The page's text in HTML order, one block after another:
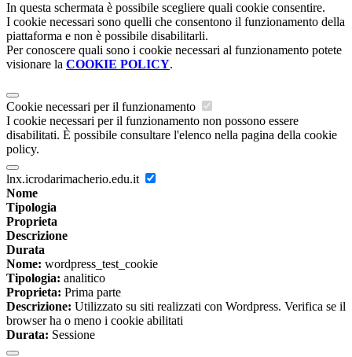
In questa schermata è possibile scegliere quali cookie consentire.
I cookie necessari sono quelli che consentono il funzionamento della
piattaforma e non è possibile disabilitarli.
Per conoscere quali sono i cookie necessari al funzionamento potete
visionare la COOKIE POLICY.
Cookie necessari per il funzionamento
I cookie necessari per il funzionamento non possono essere
disabilitati. È possibile consultare l'elenco nella pagina della cookie
policy.
lnx.icrodarimacherio.edu.it
Nome
Tipologia
Proprieta
Descrizione
Durata
Nome: wordpress_test_cookie
Tipologia: analitico
Proprieta: Prima parte
Descrizione: Utilizzato su siti realizzati con Wordpress. Verifica se il
browser ha o meno i cookie abilitati
Durata: Sessione